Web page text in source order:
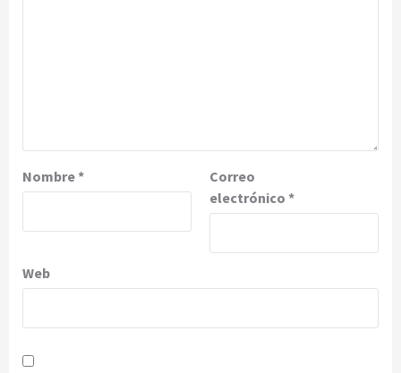
Nombre*
Correo
electrónico *
Web